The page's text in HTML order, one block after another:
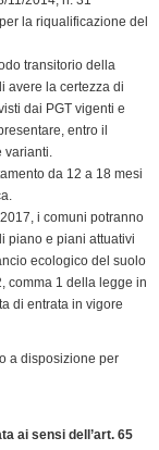
la riqualificazione del
transitorio della
avere la certezza di
dai PGT vigenti e
entro il
varianti.
da 12 a 18 mesi
i comuni potranno
piano e piani attuativi
ecologico del suolo
comma 1 della legge in
di entrata in vigore
a disposizione per
ai sensi dell’art. 65